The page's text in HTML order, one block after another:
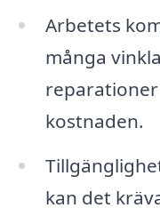
Arbetets
många
kostnaden.
kan det